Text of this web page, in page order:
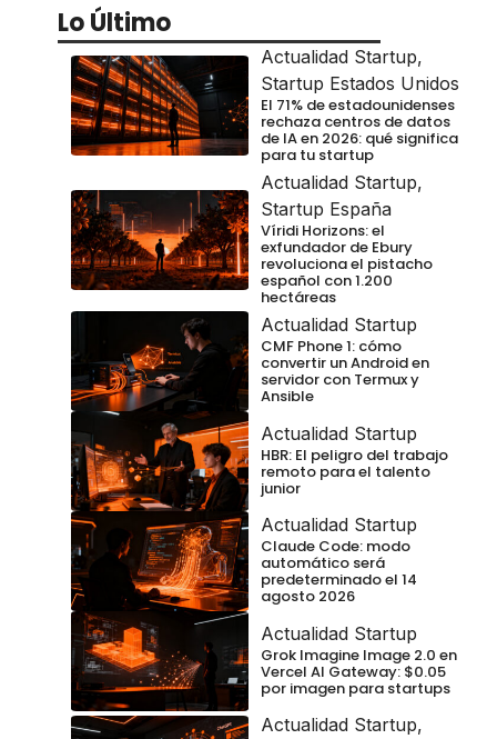
Lo Último
Actualidad Startup,
Startup Estados Unidos
El 71% de estadounidenses
rechaza centros de datos
de IA en 2026: qué significa
para tu startup
Actualidad Startup,
Startup España
Víridi Horizons: el
exfundador de Ebury
revoluciona el pistacho
español con 1.200
hectáreas
Actualidad Startup
CMF Phone 1: cómo
convertir un Android en
servidor con Termux y
Ansible
Actualidad Startup
HBR: El peligro del trabajo
remoto para el talento
junior
Actualidad Startup
Claude Code: modo
automático será
predeterminado el 14
agosto 2026
Actualidad Startup
Grok Imagine Image 2.0 en
Vercel AI Gateway: $0.05
por imagen para startups
Actualidad Startup,